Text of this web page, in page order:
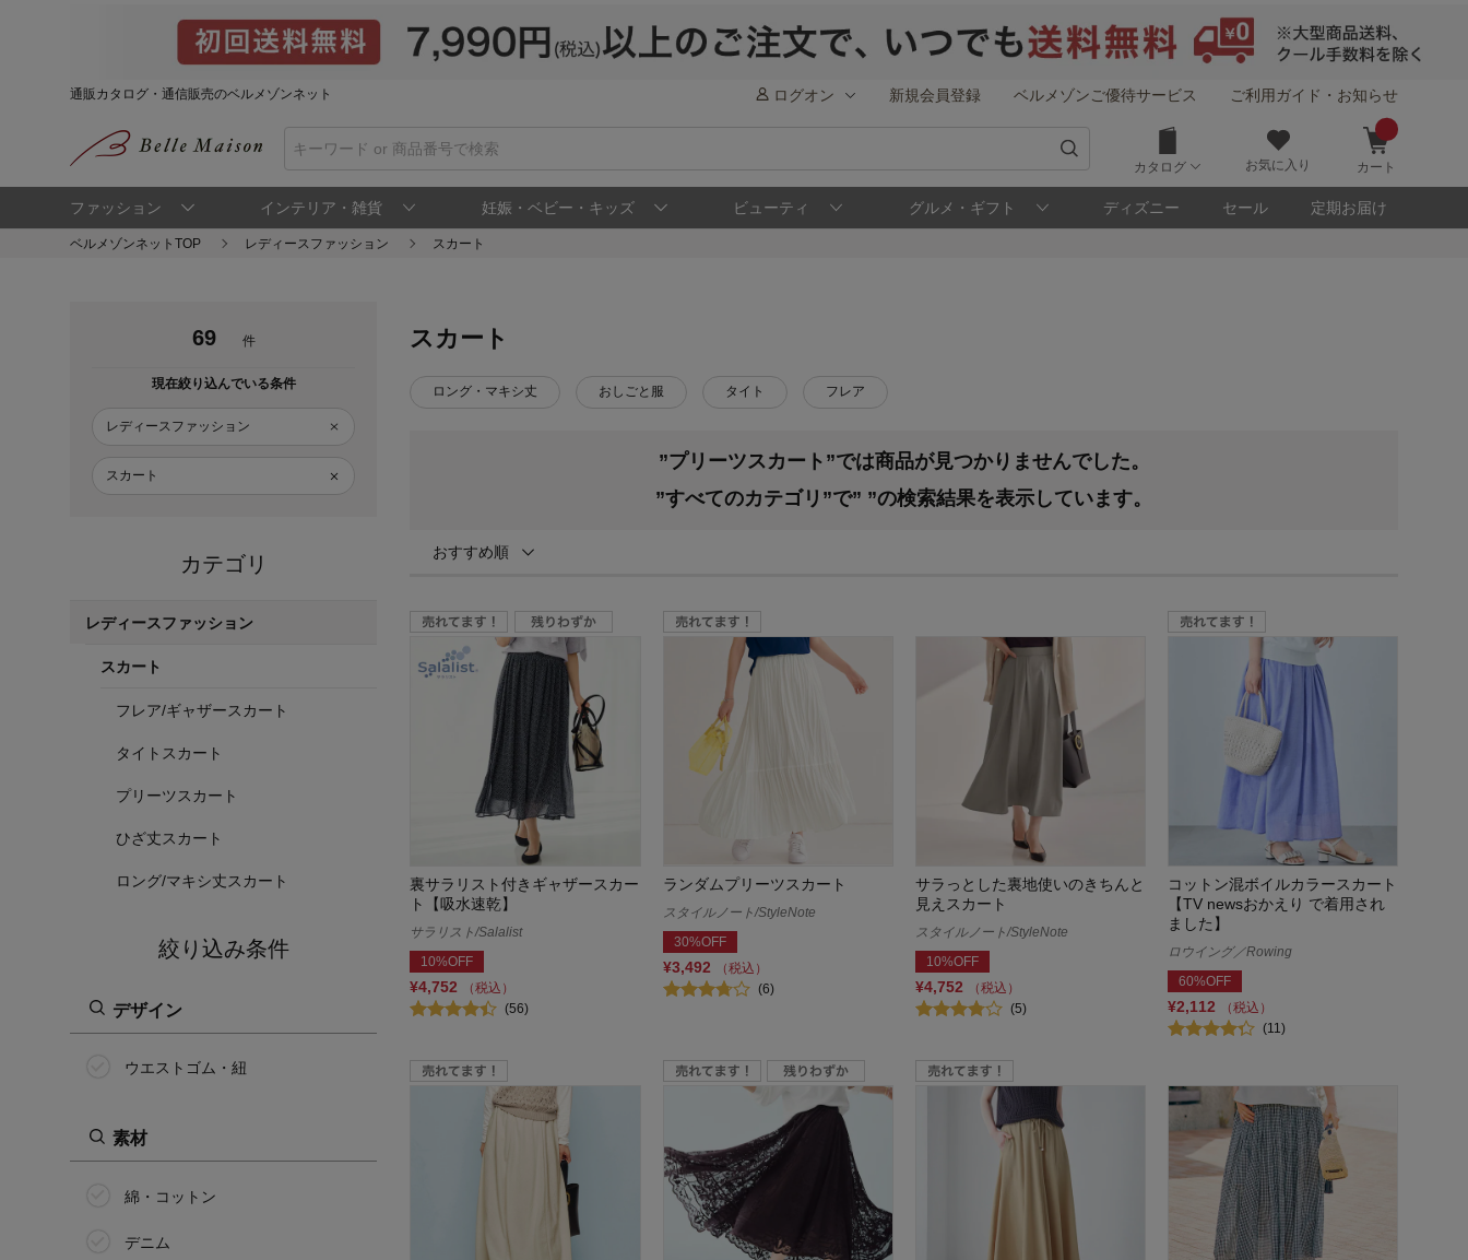
通販カタログ・通信販売のベルメゾンネット ログオン 新規会員登録 ベルメゾンご優待サービス ご利用ガイド・お知らせ
カタログ お気に入り カート
ファッション インテリア・雑貨 妊娠・ベビー・キッズ ビューティ グルメ・ギフト ディズニー セール 定期お届け
ベルメゾンネットTOP レディースファッション スカート
69 件
現在絞り込んでいる条件
レディースファッション
スカート
カテゴリ
レディースファッション
スカート
フレア/ギャザースカート
タイトスカート
プリーツスカート
ひざ丈スカート
ロング/マキシ丈スカート
絞り込み条件
デザイン
ウエストゴム・紐
素材
綿・コットン
デニム
スカート
ロング・マキシ丈 おしごと服 タイト フレア
”プリーツスカート”では商品が見つかりませんでした。
”すべてのカテゴリ”で” ”の検索結果を表示しています。
おすすめ順
裏サラリスト付きギャザースカー
ト【吸水速乾】
サラリスト/Salalist
10%OFF
¥4,752
（税込）
(56)
ランダムプリーツスカート
スタイルノート/StyleNote
30%OFF
¥3,492
（税込）
(6)
サラっとした裏地使いのきちんと
見えスカート
スタイルノート/StyleNote
10%OFF
¥4,752
（税込）
(5)
コットン混ボイルカラースカート
【TV newsおかえり で着用され
ました】
ロウイング／Rowing
60%OFF
¥2,112
（税込）
(11)